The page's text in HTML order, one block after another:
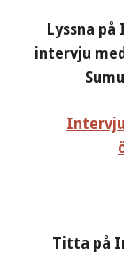
Lyssna
intervju
Titta på